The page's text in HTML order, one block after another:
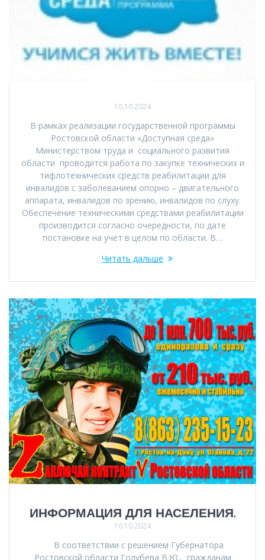
10.10.2024
В рамках реализации государственной программы
Ростовской области «Доступная среда»
Министерством труда и социального развития
области проводится работа по закупке технических и
тифлотехнических средств реабилитации для
инвалидов с заболеванием опорно – двигательного
аппарата, инвалидов по зрению, инвалидов по слуху.
Обеспечение техническими средствами реабилитации
производится согласно очередности, по дате
постановке на учет в целом по области. В…
Читать дальше
ИНФОРМАЦИЯ ДЛЯ НАСЕЛЕНИЯ.
10.10.2024
В соответствии с решением Губернатора
Ростовской области Голубева В.Ю., гражданам